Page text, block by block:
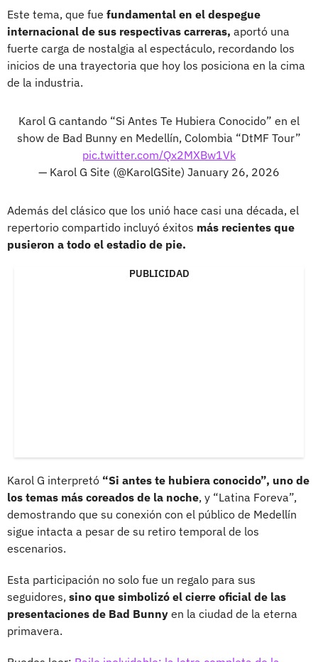
Este tema, que fue fundamental en el despegue
internacional de sus respectivas carreras, aportó una
fuerte carga de nostalgia al espectáculo, recordando los
inicios de una trayectoria que hoy los posiciona en la cima
de la industria.
Karol G cantando “Si Antes Te Hubiera Conocido” en el
show de Bad Bunny en Medellín, Colombia “DtMF Tour”
pic.twitter.com/Qx2MXBw1Vk
— Karol G Site (@KarolGSite) January 26, 2026
Además del clásico que los unió hace casi una década, el
repertorio compartido incluyó éxitos más recientes que
pusieron a todo el estadio de pie.
PUBLICIDAD
Karol G interpretó “Si antes te hubiera conocido”, uno de
los temas más coreados de la noche, y “Latina Foreva”,
demostrando que su conexión con el público de Medellín
sigue intacta a pesar de su retiro temporal de los
escenarios.
Esta participación no solo fue un regalo para sus
seguidores, sino que simbolizó el cierre oficial de las
presentaciones de Bad Bunny en la ciudad de la eterna
primavera.